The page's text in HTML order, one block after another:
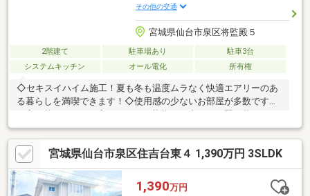
その他の交通
宮城県仙台市泉区将監殿５
2階建て 駐車場あり
駐車3台
システムキッチン
オール電化 所有権
◇セキスイハイム施工！夏も冬も温度ムラなく快適エアリーのあ
る暮らしを満喫できます！◇使用感の少ないお部屋が多数です◇
叶える太陽光発電付です◇駐車場も広々で、お家の裏手にも家庭
菜園・物置・BBQなど多用途に使えるスペースがあります～周辺
環境～◇将監中央小学校 徒歩約16分(約1200ｍ)◇将監中学校
徒歩約19分(約1470ｍ)◇ツルハドラッグ 将監店 徒歩約9分(約
700ｍ)◇七十七銀行 将監支店 徒歩約23分(約1800ｍ)
宮城県仙台市泉区住吉台東４ 1,390万円 3SLDK
1,390万円